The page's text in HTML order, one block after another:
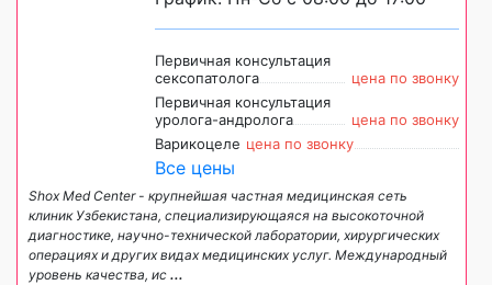
Первичная консультация
сексопатолога
цена по звонку
Первичная консультация
уролога-андролога
цена по звонку
Варикоцеле цена по звонку
Все цены
Shox Med Center - крупнейшая частная медицинская сеть
клиник Узбекистана, специализирующаяся на высокоточной
диагностике, научно-технической лаборатории, хирургических
операциях и других видах медицинских услуг. Международный
уровень качества, ис ...